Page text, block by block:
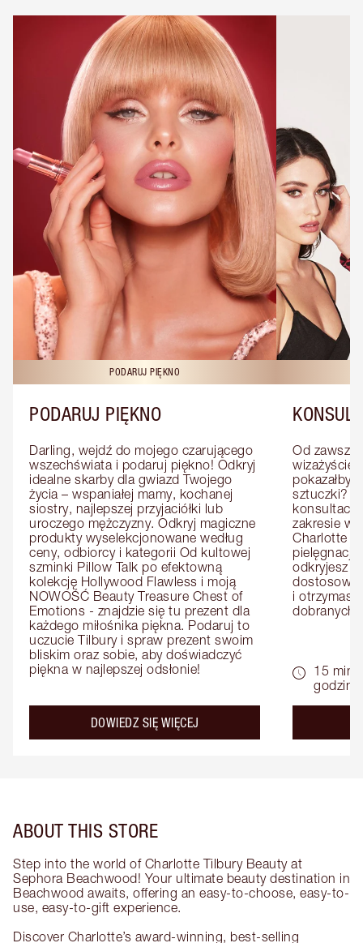
PODARUJ PIĘKNO
PODARUJ PIĘKNO
Darling, wejdź do mojego czarującego
wszechświata i podaruj piękno! Odkryj
idealne skarby dla gwiazd Twojego
życia – wspaniałej mamy, kochanej
siostry, najlepszej przyjaciółki lub
uroczego mężczyzny. Odkryj magiczne
produkty wyselekcjonowane według
ceny, odbiorcy i kategorii Od kultowej
szminki Pillow Talk po efektowną
kolekcję Hollywood Flawless i moją
NOWOŚĆ Beauty Treasure Chest of
Emotions - znajdzie się tu prezent dla
każdego miłośnika piękna. Podaruj to
uczucie Tilbury i spraw prezent swoim
bliskim oraz sobie, aby doświadczyć
piękna w najlepszej odsłonie!
DOWIEDZ SIĘ WIĘCEJ
Od zawsze
wizażyście
pokazałby
sztuczki?
zakresie
Charlotte
pielęgnacji
odkryjesz
i otrzymasz
dobranych
15
godziny
ABOUT THIS STORE
Step into the world of Charlotte Tilbury Beauty at
Sephora Beachwood! Your ultimate beauty destination in
Beachwood awaits, offering an easy-to-choose, easy-to-
use, easy-to-gift experience.
Discover Charlotte’s award-winning, best-selling